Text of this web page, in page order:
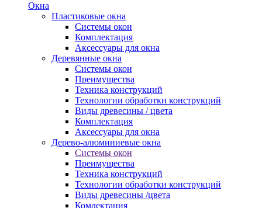
Окна
Пластиковые окна
Системы окон
Комплектация
Аксессуары для окна
Деревянные окна
Системы окон
Преимущества
Техника конструкций
Технологии обработки конструкций
Виды древесины / цвета
Комплектация
Аксессуары для окна
Дерево-алюминиевые окна
Системы окон
Преимущества
Техника конструкций
Технологии обработки конструкций
Виды древесины /цвета
Комлектация